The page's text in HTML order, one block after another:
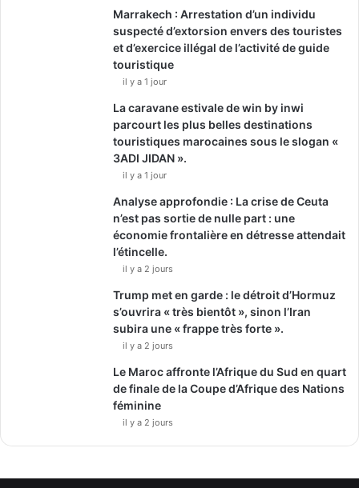
Marrakech : Arrestation d’un individu
suspecté d’extorsion envers des touristes
et d’exercice illégal de l’activité de guide
touristique
il y a 1 jour
La caravane estivale de win by inwi
parcourt les plus belles destinations
touristiques marocaines sous le slogan «
3ADI JIDAN ».
il y a 1 jour
Analyse approfondie : La crise de Ceuta
n’est pas sortie de nulle part : une
économie frontalière en détresse attendait
l’étincelle.
il y a 2 jours
Trump met en garde : le détroit d’Hormuz
s’ouvrira « très bientôt », sinon l’Iran
subira une « frappe très forte ».
il y a 2 jours
Le Maroc affronte l’Afrique du Sud en quart
de finale de la Coupe d’Afrique des Nations
féminine
il y a 2 jours